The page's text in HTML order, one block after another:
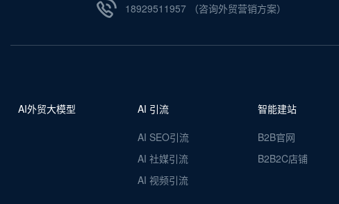
18929511957 （咨询外贸营销方案）
AI外贸大模型 AI 引流
AI SEO引流
AI 社媒引流
AI 视频引流
智能建站
B2B官网
B2B2C店铺